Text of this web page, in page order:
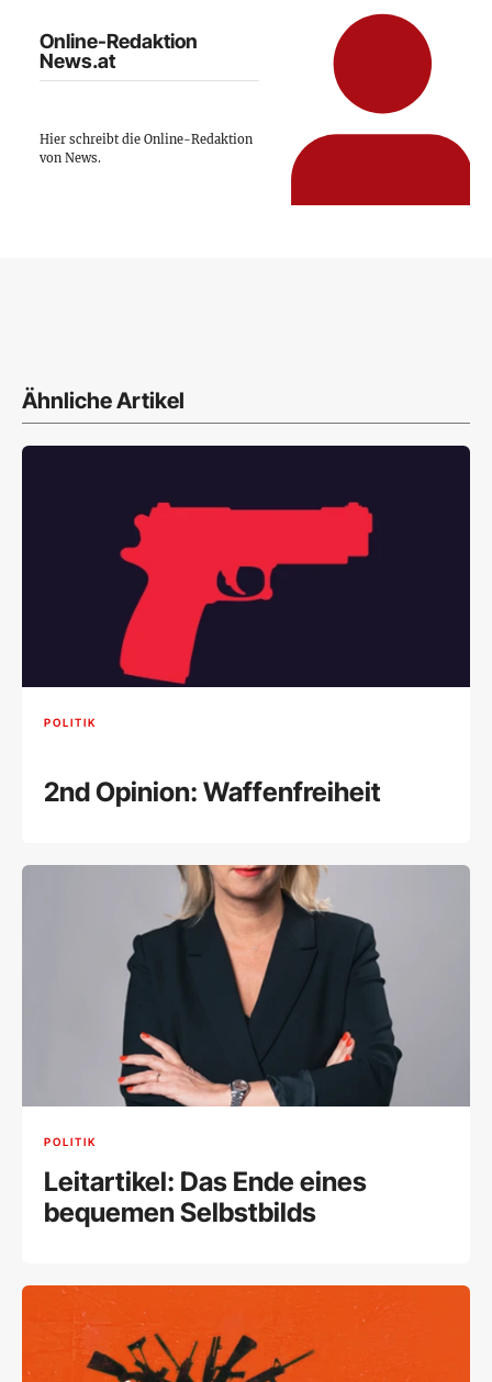
Online-Redaktion
News.at
Hier schreibt die Online-Redaktion
von News.
Ähnliche Artikel
POLITIK
2nd Opinion: Waffenfreiheit
POLITIK
Leitartikel: Das Ende eines
bequemen Selbstbilds